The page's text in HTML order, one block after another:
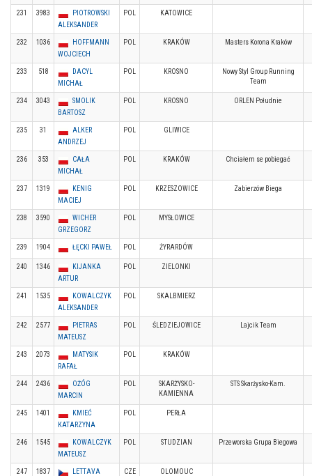
231 3983
PIOTROWSKI
ALEKSANDER
POL KATOWICE
232 1036
HOFFMANN
WOJCIECH
POL KRAKÓW Masters Korona Kraków
233 518
DACYL
MICHAŁ
POL KROSNO
Nowy Styl Group Running
Team
234 3043
SMOLIK
BARTOSZ
POL KROSNO ORLEN Południe
235 31
ALKER
ANDRZEJ
POL GLIWICE
236 353
CAŁA
MICHAŁ
POL KRAKÓW Chciałem se pobiegać
237 1319
KENIG
MACIEJ
POL KRZESZOWICE Zabierzów Biega
238 3590
WICHER
GRZEGORZ
POL MYSŁOWICE
239 1904 ŁĘCKI PAWEŁ POL ŻYRARDÓW
240 1346
KIJANKA
ARTUR
POL ZIELONKI
241 1535
KOWALCZYK
ALEKSANDER
POL SKALBMIERZ
242 2577
PIETRAS
MATEUSZ
POL ŚLEDZIEJOWICE Lajcik Team
243 2073
MATYSIK
RAFAŁ
POL KRAKÓW
244 2436
OŻÓG
MARCIN
POL
SKARŻYSKO-
KAMIENNA
STS Skarżysko-Kam.
245 1401
KMIEĆ
KATARZYNA
POL PERŁA
246 1545
KOWALCZYK
MATEUSZ
POL STUDZIAN Przeworska Grupa Biegowa
247 1837 LETTAVA CZE OLOMOUC